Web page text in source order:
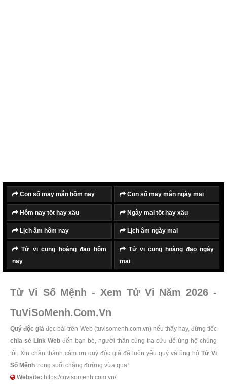
Con số may mắn hôm nay Con số may mắn ngày mai
Hôm nay tốt hay xấu Ngày mai tốt hay xấu
Lịch âm hôm nay Lịch âm ngày mai
Tử vi cung hoàng đạo hôm
nay
Tử vi cung hoàng đạo ngày
mai
Tử Vi Số Mệnh - Xem Tử Vi Năm 2026 -
TuViSoMenh.Com.Vn
Quý độc giả đọc bài trên Web (tuvisomenh.com.vn) nếu thấy hay, đừng tiếc
chia sẻ Link Web đến bạn bè, người thân cùng tra cứu để ủng hộ chúng
tôi. Xin chân thành cảm ơn quý độc giả đã luôn yêu quý và ủng hộ Tử Vi
Số Mệnh trong suốt chặng đường vừa qua!
Website: https://tuvisomenh.com.vn/